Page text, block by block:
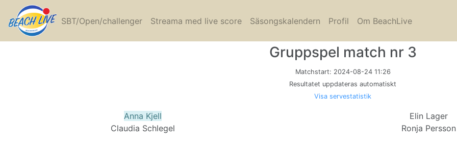
SBT/Open/challenger Streama med live score Säsongskalendern Profil Om BeachLive
Gruppspel match nr 3
Matchstart: 2024-08-24 11:26
Resultatet uppdateras automatiskt
Visa servestatistik
Anna Kjell
Claudia Schlegel
Elin Lager
Ronja Persson